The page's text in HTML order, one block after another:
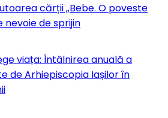
cărții „Bebe. O poveste
nevoie de sprijin
viața: Întâlnirea anuală a
de Arhiepiscopia Iașilor în